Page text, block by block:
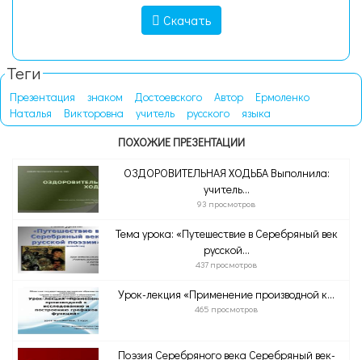
Скачать
Теги
Презентация знаком Достоевского Автор
Ермоленко
Наталья
Викторовна учитель русского
языка
ПОХОЖИЕ ПРЕЗЕНТАЦИИ
ОЗДОРОВИТЕЛЬНАЯ ХОДЬБА Выполнила:
учитель...
93 просмотров
Тема урока: «Путешествие в Серебряный век
русской...
437 просмотров
Урок-лекция «Применение производной к...
465 просмотров
Поэзия Серебряного века Серебряный век-